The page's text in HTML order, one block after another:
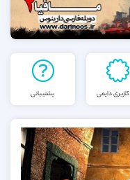
دایمی پشتیبانی